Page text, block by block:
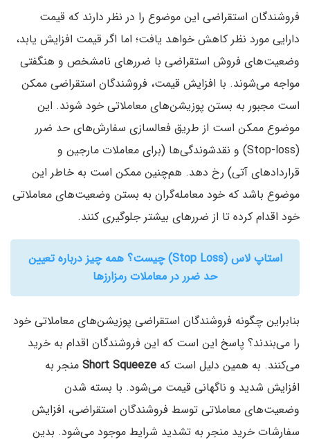
فروشندگان استقراضی این موضوع را در نظر دارند که قیمت
دارایی مورد نظر کاهش خواهد یافت؛ اما اگر قیمت افزایش یابد،
وضعیت‌های فروش استقراضی با ضررهای نامشخص و هنگفتی
مواجه می‌شوند. با افزایش قیمت، فروشندگان استقراضی ممکن
است مجبور به بستن پوزیشن‌های معاملاتی خود شوند. این
موضوع ممکن است از طریق فعالسازی سفارش‌های حد ضرر
(Stop-loss) و نقدشوندگی‌ها (برای معاملات مارجین و
قراردادهای آتی) رخ دهد. هم‌چنین ممکن است به خاطر این
موضوع باشد که خود معامله‌گران به بستن وضعیت‌های معاملاتی
خود اقدام کرده تا از ضررهای بیشتر جلوگیری کنند.
استاپ لاس (Stop Loss) چیست؟ همه چیز درباره تعیین
حد ضرر در معاملات رمزارزها
بنابراین چگونه فروشندگان استقراضی پوزیشن‌های معاملاتی خود
را می‌بندند؟ پاسخ این است که این فروشندگان اقدام به خرید
می‌کنند. به همین دلیل است که Short Squeeze منجر به
افزایش شدید و ناگهانی قیمت می‌شود. با بسته شدن
وضعیت‌های معاملاتی توسط فروشندگان استقراضی، افزایش
سفارشات خرید منجر به تشدید شرایط موجود می‌شود. بدین